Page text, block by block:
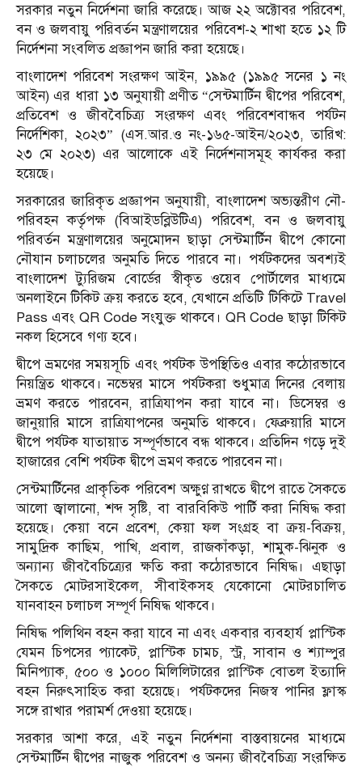
সরকার নতুন নির্দেশনা জারি করেছে। আজ ২২ অক্টোবর পরিবেশ,
বন ও জলবায়ু পরিবর্তন মন্ত্রণালয়ের পরিবেশ-২ শাখা হতে ১২ টি
নির্দেশনা সংবলিত প্রজ্ঞাপন জারি করা হয়েছে।
বাংলাদেশ পরিবেশ সংরক্ষণ আইন, ১৯৯৫ (১৯৯৫ সনের ১ নং
আইন) এর ধারা ১৩ অনুযায়ী প্রণীত “সেন্টমার্টিন দ্বীপের পরিবেশ,
প্রতিবেশ ও জীববৈচিত্র্য সংরক্ষণ এবং পরিবেশবান্ধব পর্যটন
নির্দেশিকা, ২০২৩” (এস.আর.ও নং-১৬৫-আইন/২০২৩, তারিখ:
২৩ মে ২০২৩) এর আলোকে এই নির্দেশনাসমূহ কার্যকর করা
হয়েছে।
সরকারের জারিকৃত প্রজ্ঞাপন অনুযায়ী, বাংলাদেশ অভ্যন্তরীণ নৌ-
পরিবহন কর্তৃপক্ষ (বিআইডব্লিউটিএ) পরিবেশ, বন ও জলবায়ু
পরিবর্তন মন্ত্রণালয়ের অনুমোদন ছাড়া সেন্টমার্টিন দ্বীপে কোনো
নৌযান চলাচলের অনুমতি দিতে পারবে না। পর্যটকদের অবশ্যই
বাংলাদেশ ট্যুরিজম বোর্ডের স্বীকৃত ওয়েব পোর্টালের মাধ্যমে
অনলাইনে টিকিট ক্রয় করতে হবে, যেখানে প্রতিটি টিকিটে Travel
Pass এবং QR Code সংযুক্ত থাকবে। QR Code ছাড়া টিকিট
নকল হিসেবে গণ্য হবে।
দ্বীপে ভ্রমণের সময়সূচি এবং পর্যটক উপস্থিতিও এবার কঠোরভাবে
নিয়ন্ত্রিত থাকবে। নভেম্বর মাসে পর্যটকরা শুধুমাত্র দিনের বেলায়
ভ্রমণ করতে পারবেন, রাত্রিযাপন করা যাবে না। ডিসেম্বর ও
জানুয়ারি মাসে রাত্রিযাপনের অনুমতি থাকবে। ফেব্রুয়ারি মাসে
দ্বীপে পর্যটক যাতায়াত সম্পূর্ণভাবে বন্ধ থাকবে। প্রতিদিন গড়ে দুই
হাজারের বেশি পর্যটক দ্বীপে ভ্রমণ করতে পারবেন না।
সেন্টমার্টিনের প্রাকৃতিক পরিবেশ অক্ষুণ্ণ রাখতে দ্বীপে রাতে সৈকতে
আলো জ্বালানো, শব্দ সৃষ্টি, বা বারবিকিউ পার্টি করা নিষিদ্ধ করা
হয়েছে। কেয়া বনে প্রবেশ, কেয়া ফল সংগ্রহ বা ক্রয়-বিক্রয়,
সামুদ্রিক কাছিম, পাখি, প্রবাল, রাজকাঁকড়া, শামুক-ঝিনুক ও
অন্যান্য জীববৈচিত্র্যের ক্ষতি করা কঠোরভাবে নিষিদ্ধ। এছাড়া
সৈকতে মোটরসাইকেল, সীবাইকসহ যেকোনো মোটরচালিত
যানবাহন চলাচল সম্পূর্ণ নিষিদ্ধ থাকবে।
নিষিদ্ধ পলিথিন বহন করা যাবে না এবং একবার ব্যবহার্য প্লাস্টিক
যেমন চিপসের প্যাকেট, প্লাস্টিক চামচ, স্ট্র, সাবান ও শ্যাম্পুর
মিনিপ্যাক, ৫০০ ও ১০০০ মিলিলিটারের প্লাস্টিক বোতল ইত্যাদি
বহন নিরুৎসাহিত করা হয়েছে। পর্যটকদের নিজস্ব পানির ফ্লাস্ক
সঙ্গে রাখার পরামর্শ দেওয়া হয়েছে।
সরকার আশা করে, এই নতুন নির্দেশনা বাস্তবায়নের মাধ্যমে
সেন্টমার্টিন দ্বীপের নাজুক পরিবেশ ও অনন্য জীববৈচিত্র্য সংরক্ষিত